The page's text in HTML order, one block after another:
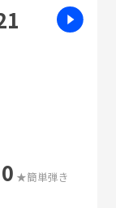
0 ★簡単弾き